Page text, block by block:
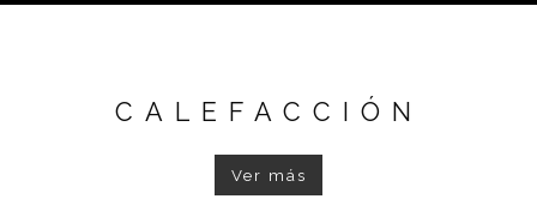
CALEFACCIÓN
Ver más